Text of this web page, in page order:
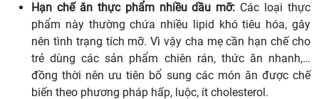
Hạn chế ăn thực phẩm nhiều dầu mỡ: Các loại thực
phẩm này thường chứa nhiều lipid khó tiêu hóa, gây
nên tình trạng tích mỡ. Vì vậy cha mẹ cần hạn chế cho
trẻ dùng các sản phẩm chiên rán, thức ăn nhanh,…
đồng thời nên ưu tiên bổ sung các món ăn được chế
biến theo phương pháp hấp, luộc, ít cholesterol.